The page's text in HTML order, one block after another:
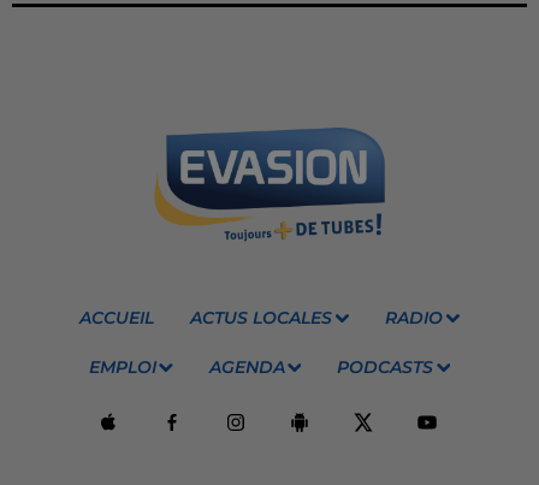
ACCUEIL ACTUS LOCALES RADIO
EMPLOI AGENDA PODCASTS